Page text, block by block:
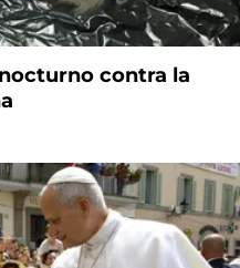
contra la